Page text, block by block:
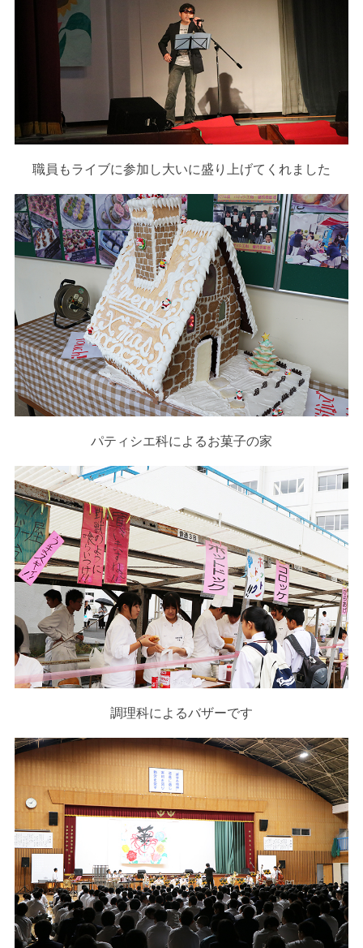
職員もライブに参加し大いに盛り上げてくれました
パティシエ科によるお菓子の家
調理科によるバザーです